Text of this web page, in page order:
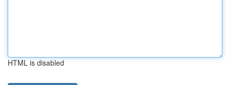
HTML is disabled